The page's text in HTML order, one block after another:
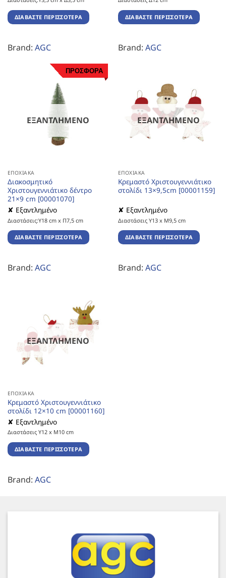
ΔΙΑΒΆΣΤΕ ΠΕΡΙΣΣΌΤΕΡΑ
Brand: AGC
ΔΙΑΒΆΣΤΕ ΠΕΡΙΣΣΌΤΕΡΑ
Brand: AGC
ΠΡΟΣΦΟΡΑ
ΕΞΑΝΤΛΗΜΈΝΟ
ΕΠΟΧΙΑΚΆ
Διακοσμητικό
Χριστουγεννιάτικο δέντρο
21×9 cm [00001070]
✘ Εξαντλημένο
Διαστάσεις:Υ18 cm x Π7,5 cm
ΔΙΑΒΆΣΤΕ ΠΕΡΙΣΣΌΤΕΡΑ
Brand: AGC
ΕΞΑΝΤΛΗΜΈΝΟ
ΕΠΟΧΙΑΚΆ
Κρεμαστό Χριστουγεννιάτικο
στολίδι 13×9,5cm [00001159]
✘ Εξαντλημένο
Διαστάσεις Υ13 x Μ9,5 cm
ΔΙΑΒΆΣΤΕ ΠΕΡΙΣΣΌΤΕΡΑ
Brand: AGC
ΕΞΑΝΤΛΗΜΈΝΟ
ΕΠΟΧΙΑΚΆ
Κρεμαστό Χριστουγεννιάτικο
στολίδι 12×10 cm [00001160]
✘ Εξαντλημένο
Διαστάσεις Υ12 x Μ10 cm
ΔΙΑΒΆΣΤΕ ΠΕΡΙΣΣΌΤΕΡΑ
Brand: AGC